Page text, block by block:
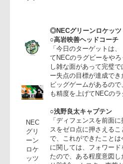
(左)、
◎NECグリーンロケ
○高岩映善ヘッドコ
「今日のターゲッ
てNECのラグビー
し雑な面があって完
ー失点の目標が達成
ビッグゲームがある
も精度を上げてNEC
○浅野良太キャプテ